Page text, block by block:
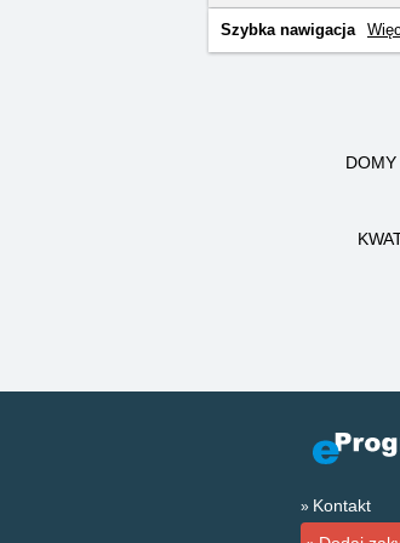
Szybka nawigacja
Kontakt